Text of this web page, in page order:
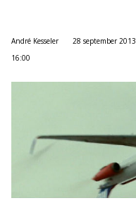
André Kesseler
28 september 2013
16:00